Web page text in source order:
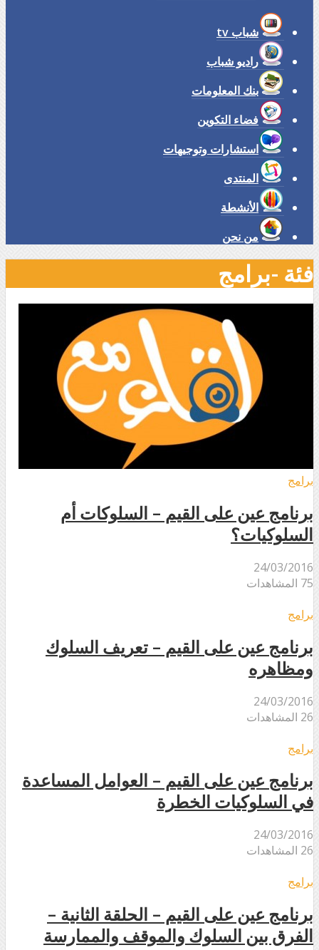
شباب tv
راديو شباب
بنك المعلومات
فضاء التكوين
استشارات وتوجيهات
المنتدى
الأنشطة
من نحن
فئة -برامج
برامج
برنامج عين على القيم – السلوكات أم
السلوكيات؟
24/03/2016
75 المشاهدات
برامج
برنامج عين على القيم – تعريف السلوك
ومظاهره
24/03/2016
26 المشاهدات
برامج
برنامج عين على القيم – العوامل المساعدة
في السلوكيات الخطرة
24/03/2016
26 المشاهدات
برامج
برنامج عين على القيم – الحلقة الثانية –
الفرق بين السلوك والموقف والممارسة